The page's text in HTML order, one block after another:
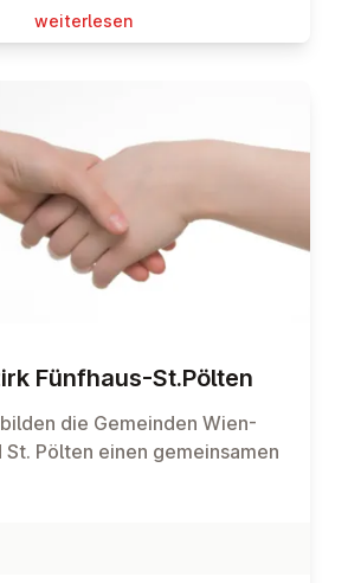
wei­ter­le­sen
Fünfhaus-St.Pölten
die Gemeinden Wien-
St. Pölten einen gemeinsamen